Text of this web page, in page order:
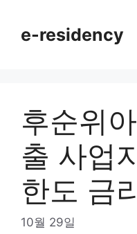
contente-residency
후순위
출 사업
한도 금
10월 29일